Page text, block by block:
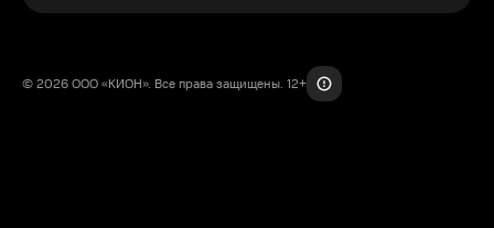
© 2026 ООО «КИОН». Все права защищены. 12+